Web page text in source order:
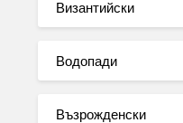
Византийски
Водопади
Възрожденски